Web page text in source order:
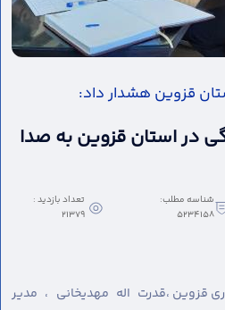
قزوین هشدار داد:
در استان قزوین به صدا
شناسه مطلب:
5234158
تعداد بازدید :
21379
قزوین ،قدرت اله مهدیخانی ، مدیر